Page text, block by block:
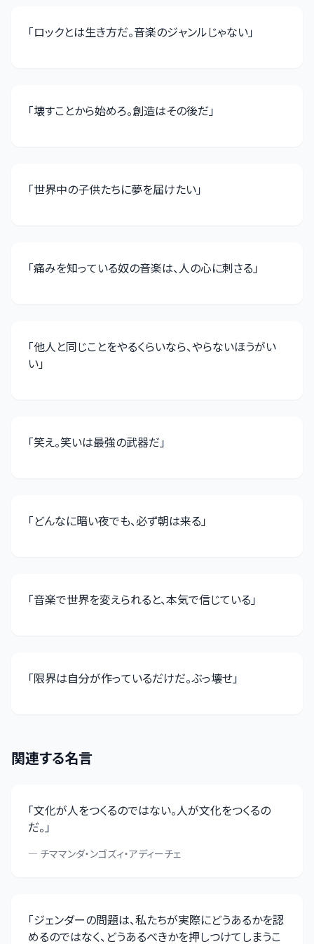
「ロックとは生き方だ。音楽のジャンルじゃない」
「壊すことから始めろ。創造はその後だ」
「世界中の子供たちに夢を届けたい」
「痛みを知っている奴の音楽は、人の心に刺さる」
「他人と同じことをやるくらいなら、やらないほうがい
い」
「笑え。笑いは最強の武器だ」
「どんなに暗い夜でも、必ず朝は来る」
「音楽で世界を変えられると、本気で信じている」
「限界は自分が作っているだけだ。ぶっ壊せ」
関連する名言
「文化が人をつくるのではない。人が文化をつくるの
だ。」
— チママンダ・ンゴズィ・アディーチェ
「ジェンダーの問題は、私たちが実際にどうあるかを認
めるのではなく、どうあるべきかを押しつけてしまうこ